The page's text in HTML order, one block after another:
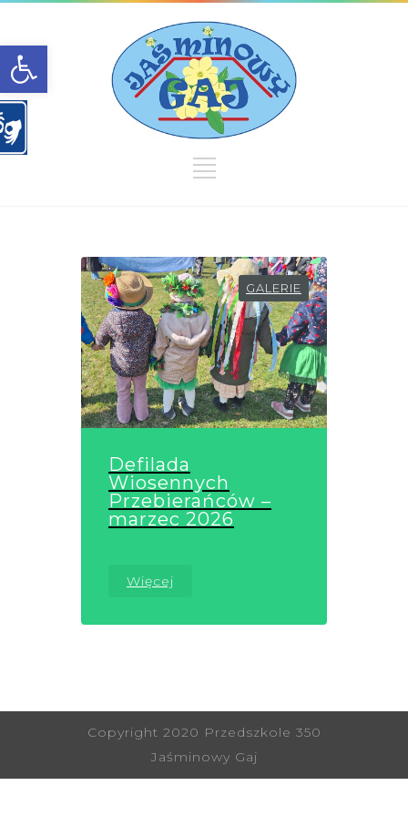
Open toolbar
GALERIE
Defilada
Wiosennych
Przebierańców –
marzec 2026
Więcej
Copyright 2020 Przedszkole 350
Jaśminowy Gaj